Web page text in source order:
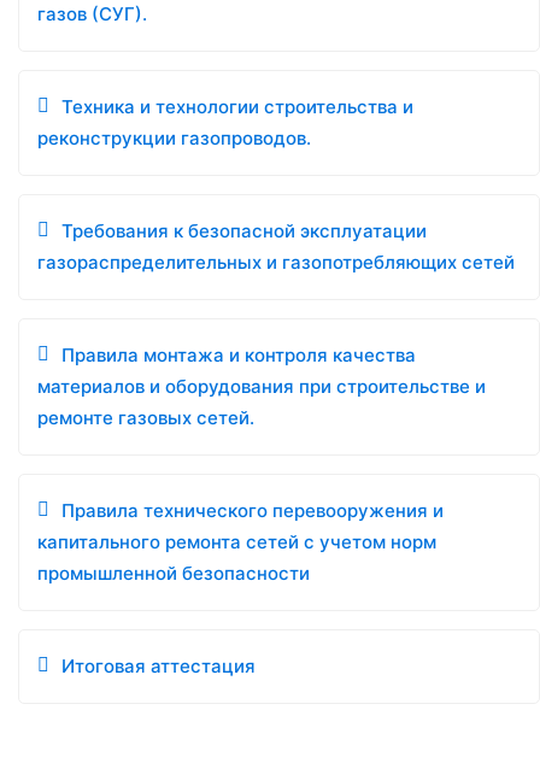
газов (СУГ).
Техника и технологии строительства и
реконструкции газопроводов.
Требования к безопасной эксплуатации
газораспределительных и газопотребляющих сетей
Правила монтажа и контроля качества
материалов и оборудования при строительстве и
ремонте газовых сетей.
Правила технического перевооружения и
капитального ремонта сетей с учетом норм
промышленной безопасности
Итоговая аттестация